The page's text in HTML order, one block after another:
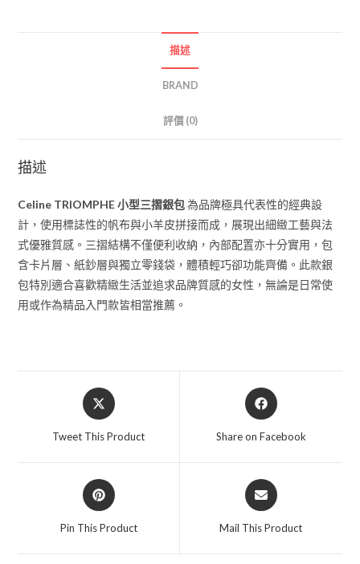
描述
BRAND
評價 (0)
描述
Celine TRIOMPHE 小型三摺銀包為品牌極具代表性的經典設
計，使用標誌性的帆布與小羊皮拼接而成，展現出細緻工藝與法
式優雅質感。三摺結構不僅便利收納，內部配置亦十分實用，包
含卡片層、紙鈔層與獨立零錢袋，體積輕巧卻功能齊備。此款銀
包特別適合喜歡精緻生活並追求品牌質感的女性，無論是日常使
用或作為精品入門款皆相當推薦。
Tweet This Product Share on Facebook
Pin This Product Mail This Product